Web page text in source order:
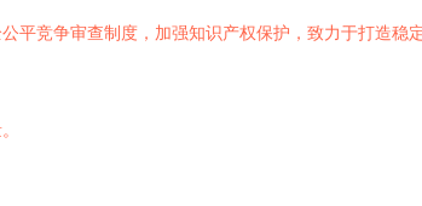
公平竞争审查制度，加强知识产权保护，致力于打造